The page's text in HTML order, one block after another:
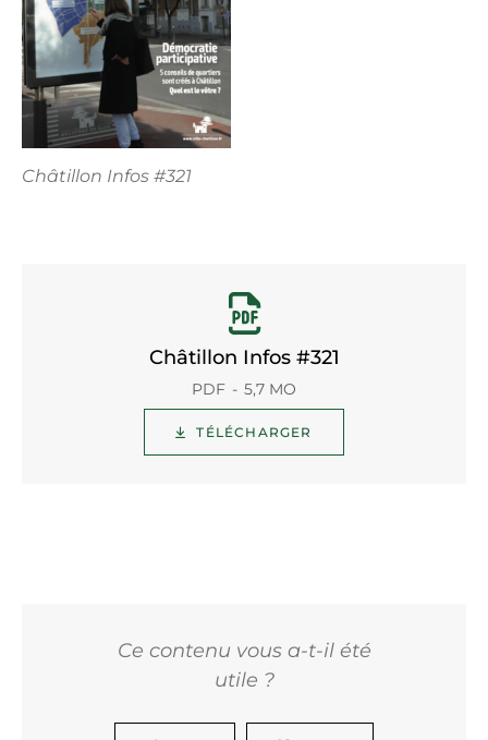
Châtillon Infos #321
Châtillon Infos #321
PDF 5,7 MO
TÉLÉCHARGER
Ce contenu vous a-t-il été
utile ?